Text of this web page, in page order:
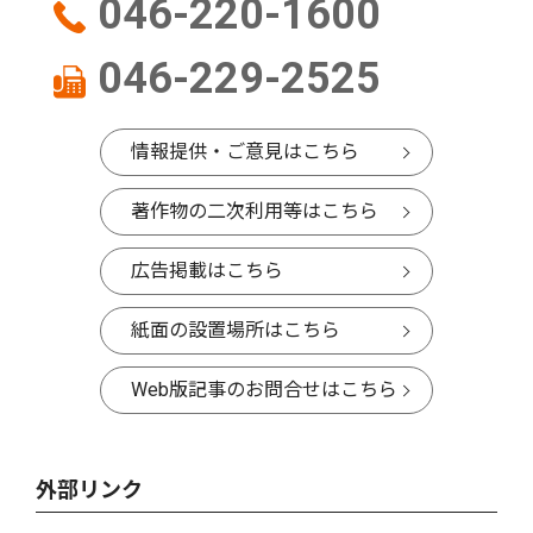
046-220-1600
046-229-2525
情報提供・ご意見はこちら
著作物の二次利用等はこちら
広告掲載はこちら
紙面の設置場所はこちら
Web版記事のお問合せはこちら
外部リンク